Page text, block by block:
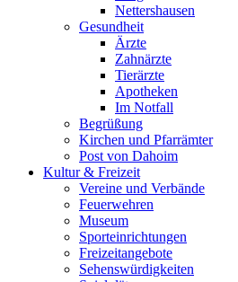
Nettershausen
Gesundheit
Ärzte
Zahnärzte
Tierärzte
Apotheken
Im Notfall
Begrüßung
Kirchen und Pfarrämter
Post von Dahoim
Kultur & Freizeit
Vereine und Verbände
Feuerwehren
Museum
Sporteinrichtungen
Freizeitangebote
Sehenswürdigkeiten